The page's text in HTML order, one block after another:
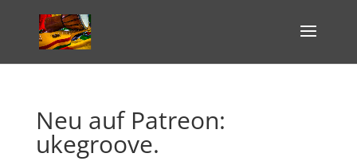
Neu auf Patreon:
ukegroove.